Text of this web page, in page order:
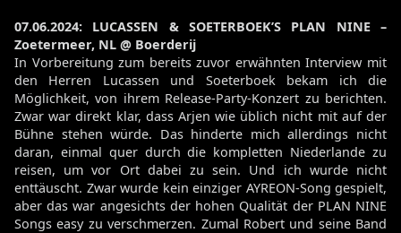
07.06.2024: LUCASSEN & SOETERBOEK’S PLAN NINE –
Zoetermeer, NL @ Boerderij
In Vorbereitung zum bereits zuvor erwähnten Interview mit
den Herren Lucassen und Soeterboek bekam ich die
Möglichkeit, von ihrem Release-Party-Konzert zu berichten.
Zwar war direkt klar, dass Arjen wie üblich nicht mit auf der
Bühne stehen würde. Das hinderte mich allerdings nicht
daran, einmal quer durch die kompletten Niederlande zu
reisen, um vor Ort dabei zu sein. Und ich wurde nicht
enttäuscht. Zwar wurde kein einziger AYREON-Song gespielt,
aber das war angesichts der hohen Qualität der PLAN NINE
Songs easy zu verschmerzen. Zumal Robert und seine Band